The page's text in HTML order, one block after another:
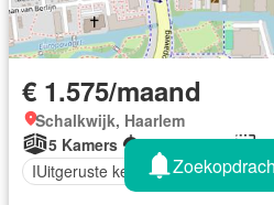
€ 1.575/maand
Schalkwijk, Haarlem
5 Kamers
1 Badkamer
IUitgeruste keuken
Balkon